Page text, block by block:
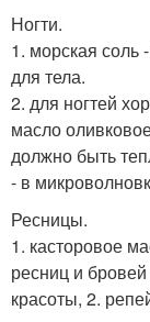
Ногти.
1. морская соль
для тела.
2. для ногтей
масло
должно быть
- в
Ресницы.
1. касторовое
ресниц и
красоты, 2.